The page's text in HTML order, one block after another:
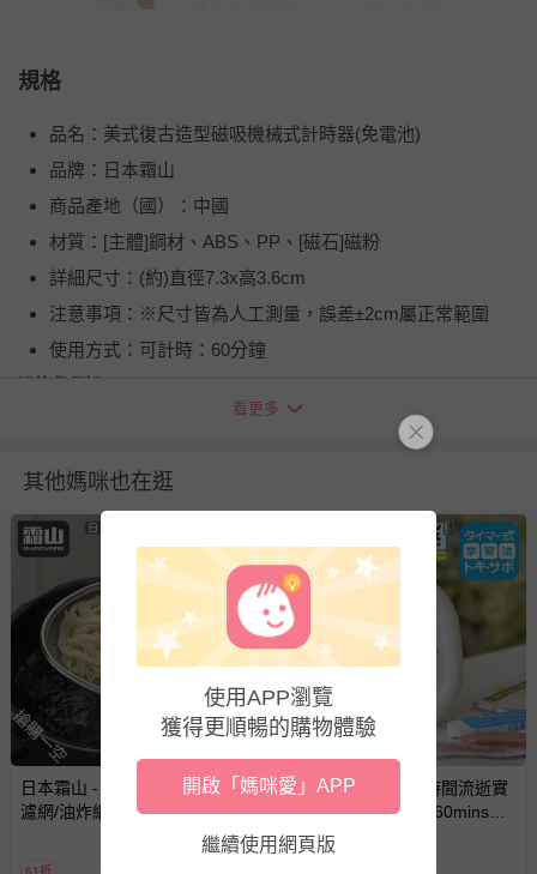
規格
品名：美式復古造型磁吸機械式計時器(免電池)
品牌：日本霜山
商品產地（國）：中國
材質：[主體]鋼材、ABS、PP、[磁石]磁粉
詳細尺寸：(約)直徑7.3x高3.6cm
注意事項：※尺寸皆為人工測量，誤差±2cm屬正常範圍
使用方式：可計時：60分鐘
您所購買的商品享有7天的鑑賞期／猶豫期權益，但此期間
並非試用期，您所退回的商品必須是未經使用的全新狀態，
包含完整包裝、配件、說明文件及贈品等。
如需退換貨，請於收到商品7天（含例假日內提出），如為
瑕疵退換貨所產生的運費，將由媽咪愛負責處理，若非瑕疵
退貨，您可至『查詢訂單』>『已出貨』中查詢該筆訂單，
並點選『我要退貨』即可進行申請。若有相關退貨問題，請
至媽咪愛
LINE@客服ID: @mamilove
我們將依序為您處理
與服務，謝謝。
針對滿件折/滿額贈…等活動，如因部份退貨，而該訂單保
留商品未達活動門檻，將以原價計算，活動贈品亦需一併退
回。
部分商品依據消費者保護法的規定，不適用七天鑑賞期/猶
豫期範圍：
看更多
其他媽咪也在逛
搶購一空
日本霜山 - 日本製不鏽鋼蛋形
濾網/油炸網
61折
搶購一空
日本文具 SONIC - 時間流逝實
感 倒數時鐘/倒數器-60mins版-
象牙白 (10cm)
使用APP瀏覽
獲得更順暢的購物體驗
開啟「媽咪愛」APP
繼續使用網頁版